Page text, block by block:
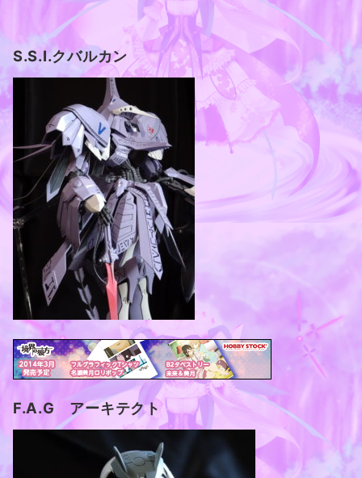
S.S.I.クバルカン
F.A.G アーキテクト